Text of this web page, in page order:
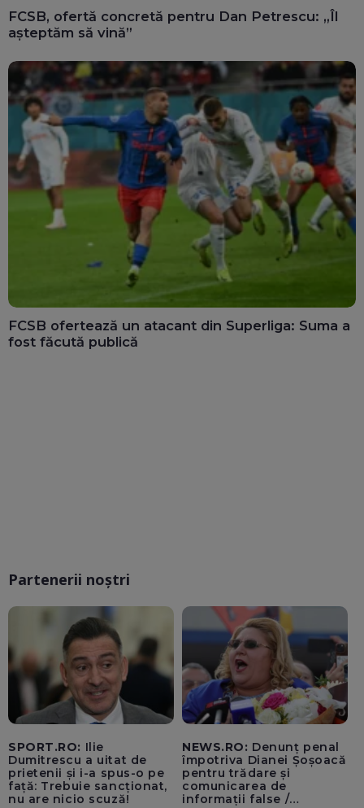
FCSB, ofertă concretă pentru Dan Petrescu: „Îl
așteptăm să vină”
FCSB ofertează un atacant din Superliga: Suma a
fost făcută publică
Partenerii noștri
SPORT.RO: Ilie
Dumitrescu a uitat de
prietenii și i-a spus-o pe
față: Trebuie sancționat,
nu are nicio scuză!
NEWS.RO: Denunț penal
împotriva Dianei Șoșoacă
pentru trădare și
comunicarea de
informații false /